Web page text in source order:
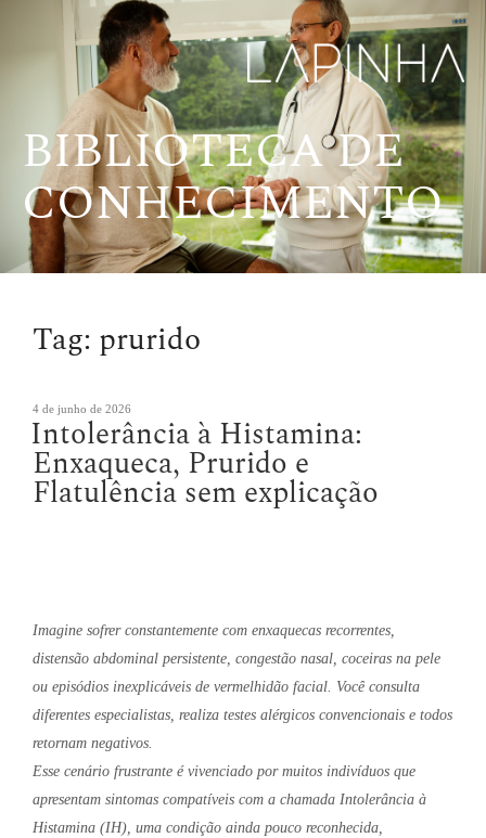
BIBLIOTECA DE
CONHECIMENTO
Tag: prurido
Publicado
em
4 de junho de 2026
Intolerância à Histamina:
Enxaqueca, Prurido e
Flatulência sem explicação
Imagine sofrer constantemente com enxaquecas recorrentes,
distensão abdominal persistente, congestão nasal, coceiras na pele
ou episódios inexplicáveis de vermelhidão facial. Você consulta
diferentes especialistas, realiza testes alérgicos convencionais e todos
retornam negativos.
Esse cenário frustrante é vivenciado por muitos indivíduos que
apresentam sintomas compatíveis com a chamada Intolerância à
Histamina (IH), uma condição ainda pouco reconhecida,